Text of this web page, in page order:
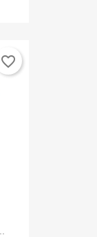
favorite_border